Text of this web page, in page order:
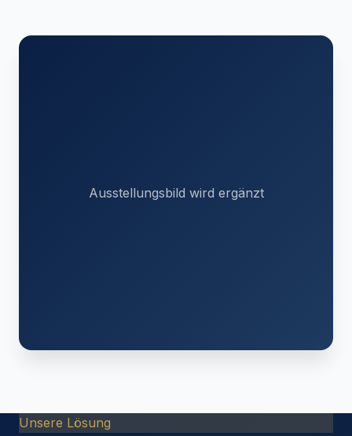
Ausstellungsbild wird ergänzt
Unsere Lösung